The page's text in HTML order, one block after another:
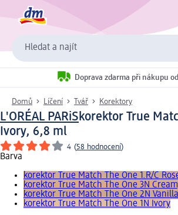
Hledat a najít
Doprava zdarma při nákupu
Domů Líčení Tvář Korektory
L'ORÉAL PARiSkorektor True
Ivory, 6,8 ml
4 (58 hodnocení)
Barva
korektor True Match The One 1.R/C
korektor True Match The One 3N
korektor True Match The One 2N Vanilla
korektor True Match The One 1N Ivory